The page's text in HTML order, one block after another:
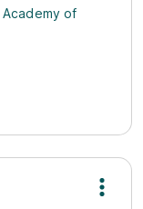
Academy of